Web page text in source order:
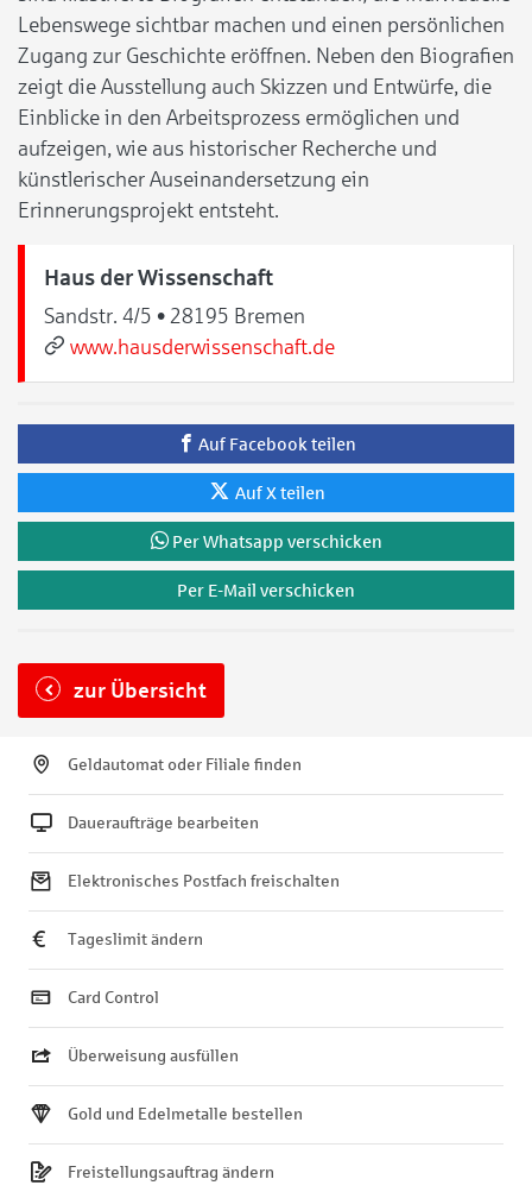
Lebenswege sichtbar machen und einen persönlichen
Zugang zur Geschichte eröffnen. Neben den Biografien
zeigt die Ausstellung auch Skizzen und Entwürfe, die
Einblicke in den Arbeitsprozess ermöglichen und
aufzeigen, wie aus historischer Recherche und
künstlerischer Auseinandersetzung ein
Erinnerungsprojekt entsteht.
Haus der Wissenschaft
Sandstr. 4/5 • 28195 Bremen
www.hausderwissenschaft.de
Auf Facebook teilen
Auf X teilen
Per Whatsapp verschicken
Per E-Mail verschicken
zur Übersicht
Geldautomat oder Filiale finden
Daueraufträge bearbeiten
Elektronisches Postfach freischalten
Tageslimit ändern
Card Control
Überweisung ausfüllen
Gold und Edelmetalle bestellen
Freistellungsauftrag ändern